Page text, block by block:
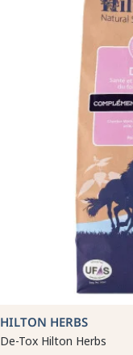
HILTON HERBS
De-Tox Hilton Herbs